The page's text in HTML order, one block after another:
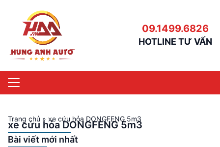
09.1499.6826
HOTLINE TƯ VẤN
Trang chủ » xe cứu hỏa DONGFENG 5m3
xe cứu hỏa DONGFENG 5m3
Bài viết mới nhất